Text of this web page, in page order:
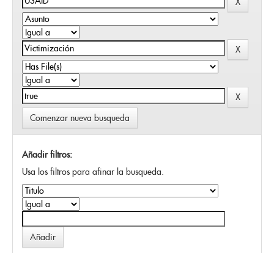
Comenzar nueva busqueda
Añadir filtros:
Usa los filtros para afinar la busqueda.